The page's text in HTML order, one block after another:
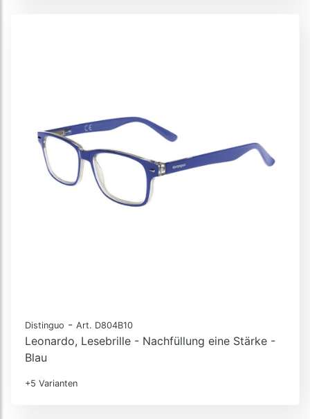
Distinguo - Art. D804B10
Leonardo, Lesebrille - Nachfüllung eine Stärke -
Blau
+5 Varianten